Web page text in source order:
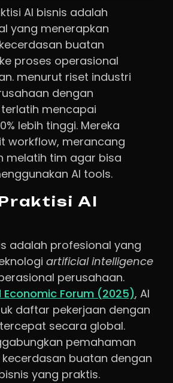
AI bisnis adalah
yang menerapkan
buatan
proses operasional
menurut riset industri
dengan
mencapai
lebih tinggi. Mereka
workflow, merancang
melatih tim agar bisa
AI tools.
AI
adalah profesional yang
artificial intelligence
perusahaan.
Economic Forum (2025), AI
daftar pekerjaan dengan
secara global.
pemahaman
buatan dengan
yang praktis.